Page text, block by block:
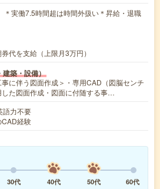
実働7.5時間超は時間外扱い＊昇給・退職
代を支給（上限月3万円）
建築・設備）
事に伴う図面作成＞・専用CAD（図脳センチ
した図面作成・図面に付随する事…
語力不要
CAD経験
30代 40代 50代
60代